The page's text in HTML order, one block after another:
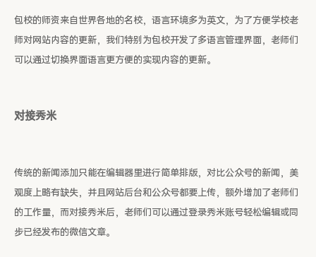
包校的师资来自世界各地的名校，语言环境多为英文，为了方便学校老
师对网站内容的更新，我们特别为包校开发了多语言管理界面，老师们
可以通过切换界面语言更方便的实现内容的更新。
对接秀米
传统的新闻添加只能在编辑器里进行简单排版，对比公众号的新闻，美
观度上略有缺失，并且网站后台和公众号都要上传，额外增加了老师们
的工作量，而对接秀米后，老师们可以通过登录秀米账号轻松编辑或同
步已经发布的微信文章。